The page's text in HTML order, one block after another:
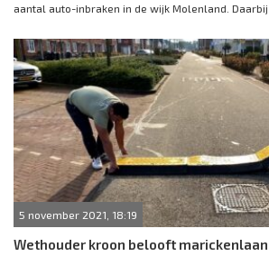
aantal auto-inbraken in de wijk Molenland.
5 november 2021, 18:19
Wethouder kroon belooft